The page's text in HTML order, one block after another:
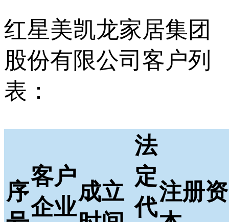
红星美凯龙家居集团
股份有限公司客户列
表：
序
客户
企业
成立
法
定
代
注册资